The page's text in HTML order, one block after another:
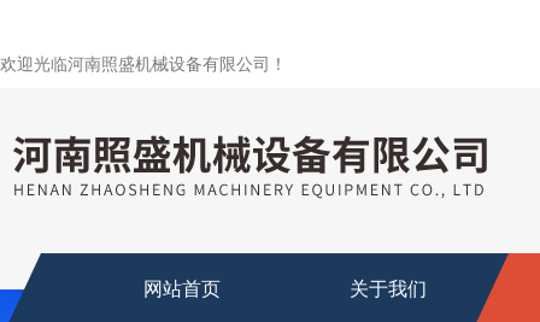
欢迎光临河南照盛机械设备有限公司！
网站首页 关于我们